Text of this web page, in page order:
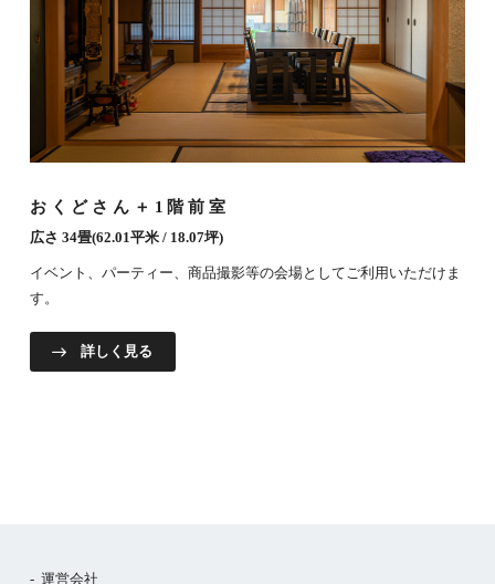
おくどさん＋1階前室
広さ 34畳(62.01平米 / 18.07坪)
イベント、パーティー、商品撮影等の会場としてご利用いただけま
す。
詳しく見る
運営会社